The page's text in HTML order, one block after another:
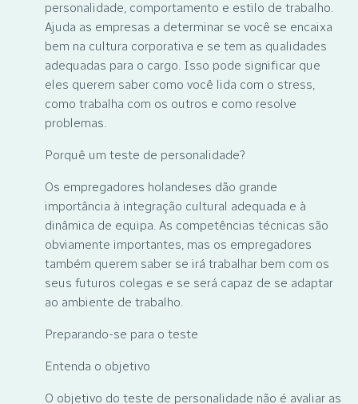
personalidade, comportamento e estilo de trabalho.
Ajuda as empresas a determinar se você se encaixa
bem na cultura corporativa e se tem as qualidades
adequadas para o cargo. Isso pode significar que
eles querem saber como você lida com o stress,
como trabalha com os outros e como resolve
problemas.
Porquê um teste de personalidade?
Os empregadores holandeses dão grande
importância à integração cultural adequada e à
dinâmica de equipa. As competências técnicas são
obviamente importantes, mas os empregadores
também querem saber se irá trabalhar bem com os
seus futuros colegas e se será capaz de se adaptar
ao ambiente de trabalho.
Preparando-se para o teste
Entenda o objetivo
O objetivo do teste de personalidade não é avaliar as